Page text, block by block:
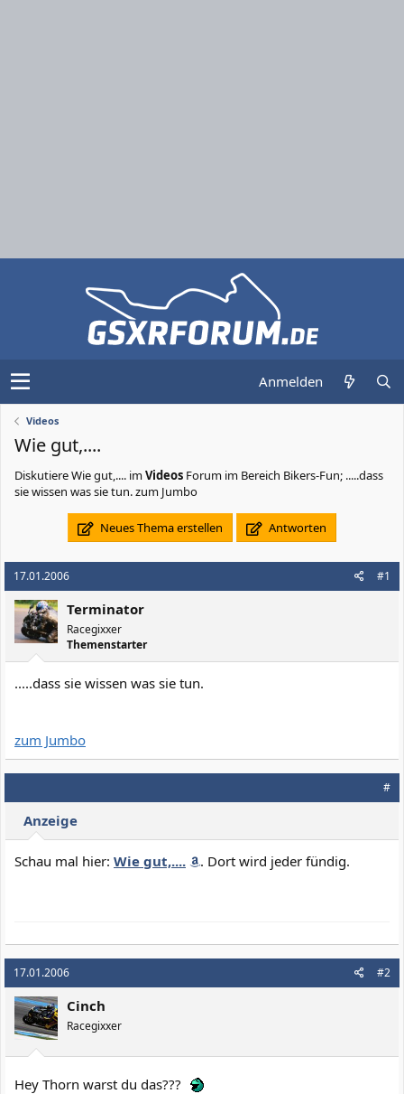
Anmelden
Videos
Wie gut,....
DiskutiereWie gut,.... imVideos Forum im Bereich Bikers-Fun; .....dass
sie wissen was sie tun. zum Jumbo
Neues Thema erstellen Antworten
17.01.2006 #1
Terminator
Racegixxer
Themenstarter
.....dass sie wissen was sie tun.
zum Jumbo
#
Anzeige
Schau mal hier: Wie gut,.... . Dort wird jeder fündig.
17.01.2006 #2
Cinch
Racegixxer
Hey Thorn warst du das???